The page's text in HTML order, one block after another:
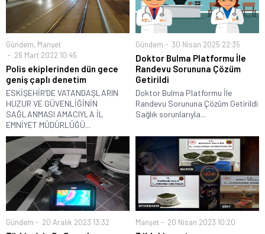
Gündem, Manşet
26 Mart 2022 10:45
Polis ekiplerinden dün gece
geniş çaplı denetim
ESKİŞEHİR’DE VATANDAŞLARIN
HUZUR VE GÜVENLİĞİNİN
SAĞLANMASI AMACIYLA İL
EMNİYET MÜDÜRLÜĞÜ...
Gündem 30 Nisan 2025 22:35
Doktor Bulma Platformu İle
Randevu Sorununa Çözüm
Getirildi
Doktor Bulma Platformu İle
Randevu Sorununa Çözüm Getirildi
Sağlık sorunlarıyla...
Gündem 20 Aralık 2023 13:32 Manşet 20 Nisan 2023 10:20